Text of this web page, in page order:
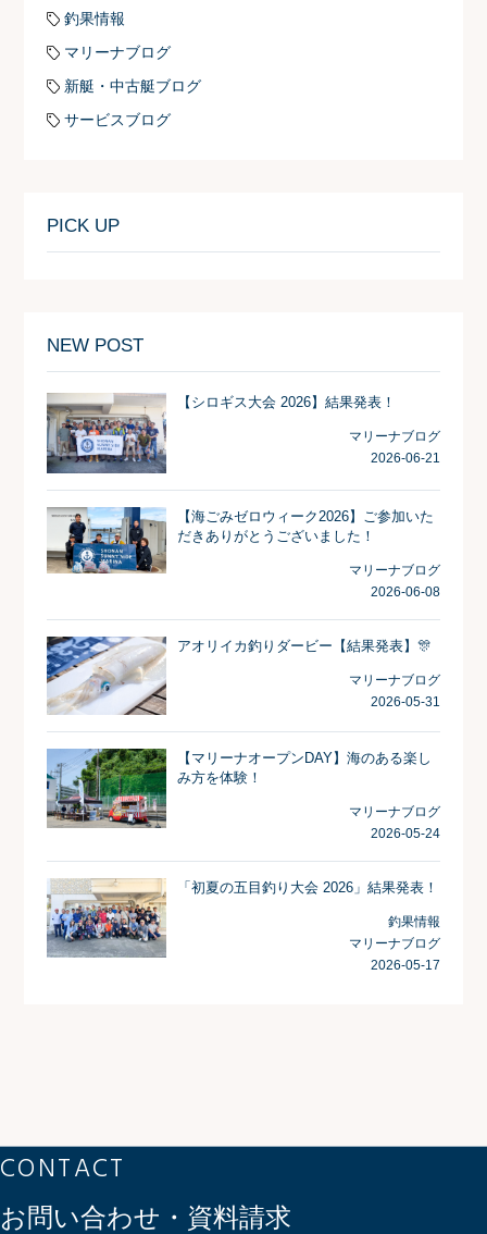
釣果情報
マリーナブログ
新艇・中古艇ブログ
サービスブログ
PICK UP
NEW POST
【シロギス大会 2026】結果発表！
マリーナブログ
2026-06-21
【海ごみゼロウィーク2026】ご参加いた
だきありがとうございました！
マリーナブログ
2026-06-08
アオリイカ釣りダービー【結果発表】🎊
マリーナブログ
2026-05-31
【マリーナオープンDAY】海のある楽し
み方を体験！
マリーナブログ
2026-05-24
「初夏の五目釣り大会 2026」結果発表！
釣果情報
マリーナブログ
2026-05-17
CONTACT
お問い合わせ・資料請求